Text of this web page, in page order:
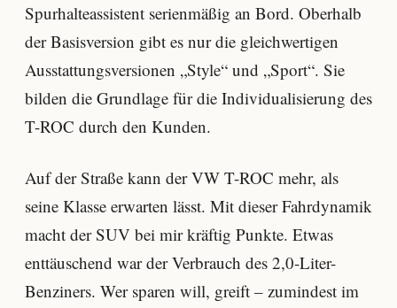
Spurhalteassistent serienmäßig an Bord. Oberhalb
der Basisversion gibt es nur die gleichwertigen
Ausstattungsversionen „Style“ und „Sport“. Sie
bilden die Grundlage für die Individualisierung des
T-ROC durch den Kunden.
Auf der Straße kann der VW T-ROC mehr, als
seine Klasse erwarten lässt. Mit dieser Fahrdynamik
macht der SUV bei mir kräftig Punkte. Etwas
enttäuschend war der Verbrauch des 2,0-Liter-
Benziners. Wer sparen will, greift – zumindest im